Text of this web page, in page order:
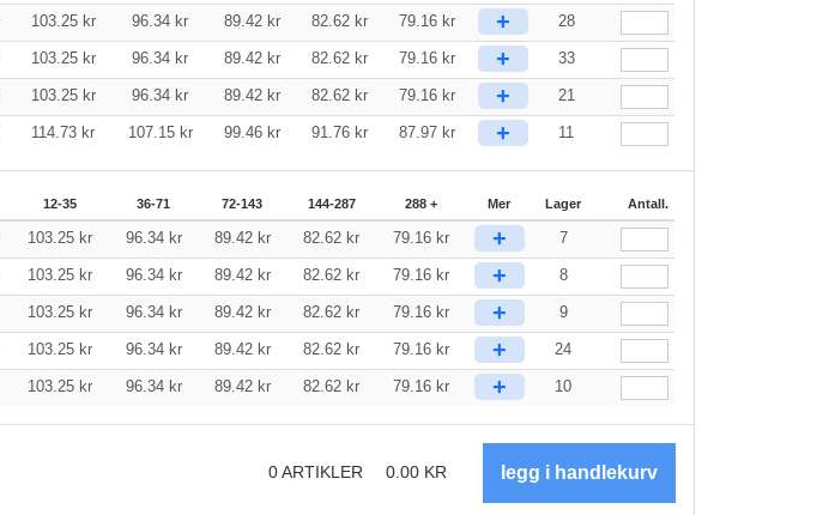
103.25 kr 96.34 kr 89.42 kr 82.62 kr 79.16 kr + 28
103.25 kr 96.34 kr 89.42 kr 82.62 kr 79.16 kr + 33
103.25 kr 96.34 kr 89.42 kr 82.62 kr 79.16 kr + 21
114.73 kr 107.15 kr 99.46 kr 91.76 kr 87.97 kr + 11
12-35 36-71 72-143 144-287 288 + Mer Lager Antall.
103.25 kr 96.34 kr 89.42 kr 82.62 kr 79.16 kr + 7
103.25 kr 96.34 kr 89.42 kr 82.62 kr 79.16 kr + 8
103.25 kr 96.34 kr 89.42 kr 82.62 kr 79.16 kr + 9
103.25 kr 96.34 kr 89.42 kr 82.62 kr 79.16 kr + 24
103.25 kr 96.34 kr 89.42 kr 82.62 kr 79.16 kr + 10
0ARTIKLER 0.00 KR